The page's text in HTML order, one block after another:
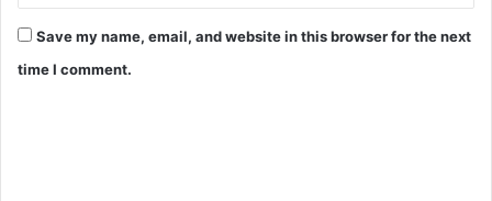
Save my name, email, and website in this browser for the next
time I comment.